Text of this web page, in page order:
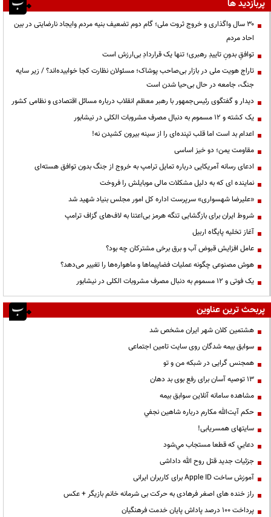
پربازدید ها
۳۰ سال واگذاری و خروج ثروت ملی؛ گام دوم تضعیف بنیه مردم وایجاد نارضایتی در بین
احاد مردم
توافقِ بدونِ تاییدِ رهبری؛ تنها یک قراردادِ بی‌ارزش است
تاراج هویت ملی در بازار بی‌صاحب پوشاک؛ مسئولان نظارت کجا خوابیده‌اند؟ / زیر سایه
جنگ، جامعه در حال بی‌حیا شدن است
دیدار و گفتگوی رئیس‌جمهور با رهبر معظم انقلاب درباره مسائل اقتصادی و نظامی کشور
یک کشته و ۱۲ مسموم به دنبال مصرف مشروبات الکلی در نیشابور
اعدام بد است اما قلب تپنده‌ای را از سینه بیرون کشیدن نه!
مقاومت یمن؛ دو خیز اساسی
ادعای رسانه آمریکایی درباره تمایل ترامپ به خروج از جنگ بدون توافق هسته‌ای
نماینده ای که به دلیل مشکلات مالی موبایلش را فروخت
«علیرضا شهسواری» سرپرست اداره کل امور مجلس بنیاد شهید شد
شروط ایران برای بازگشایی تنگه هرمز بی‌اعتنا به لاف‌های گزاف ترامپ
آغاز تخلیه پایگاه اربیل
عامل افزایش قبوض آب و برق برخی مشترکان چه بود؟
هوش مصنوعی چگونه عملیات فضاپیماها و ماهواره‌ها را تغییر می‌دهد؟
یک فوتی و ۱۲ مسموم به دنبال مصرف مشروبات الکلی در نیشابور
پربحث ترین عناوین
هشتمین کلان شهر ایران مشخص شد
سوابق بیمه شدگان روی سایت تامین اجتماعی
همجنس گرایی در شبکه من و تو
13 توصیه آسان برای رفع بوی بد دهان
مشاهده سامانه آنلاين سوابق بیمه
حكم آيت‌الله مكارم درباره شاهين نجفي
سایتهای همسریابی!
دعايي كه قطعا مستجاب مي‌شود
جزئیات جدید قتل روح الله داداشی
آموزش ساخت Apple ID برای کاربران ایرانی
راز خنده های اصغر فرهادی به حرکت بی شرمانه خانم بازیگر + عکس
پرداخت ۱۰۰ درصد پاداش پایان خدمت فرهنگیان